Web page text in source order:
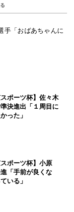
手「おばあちゃんに
ポーツ杯】佐々木
決進出「１周目に
った」
スポーツ杯】小原
「手前が良くな
いる」